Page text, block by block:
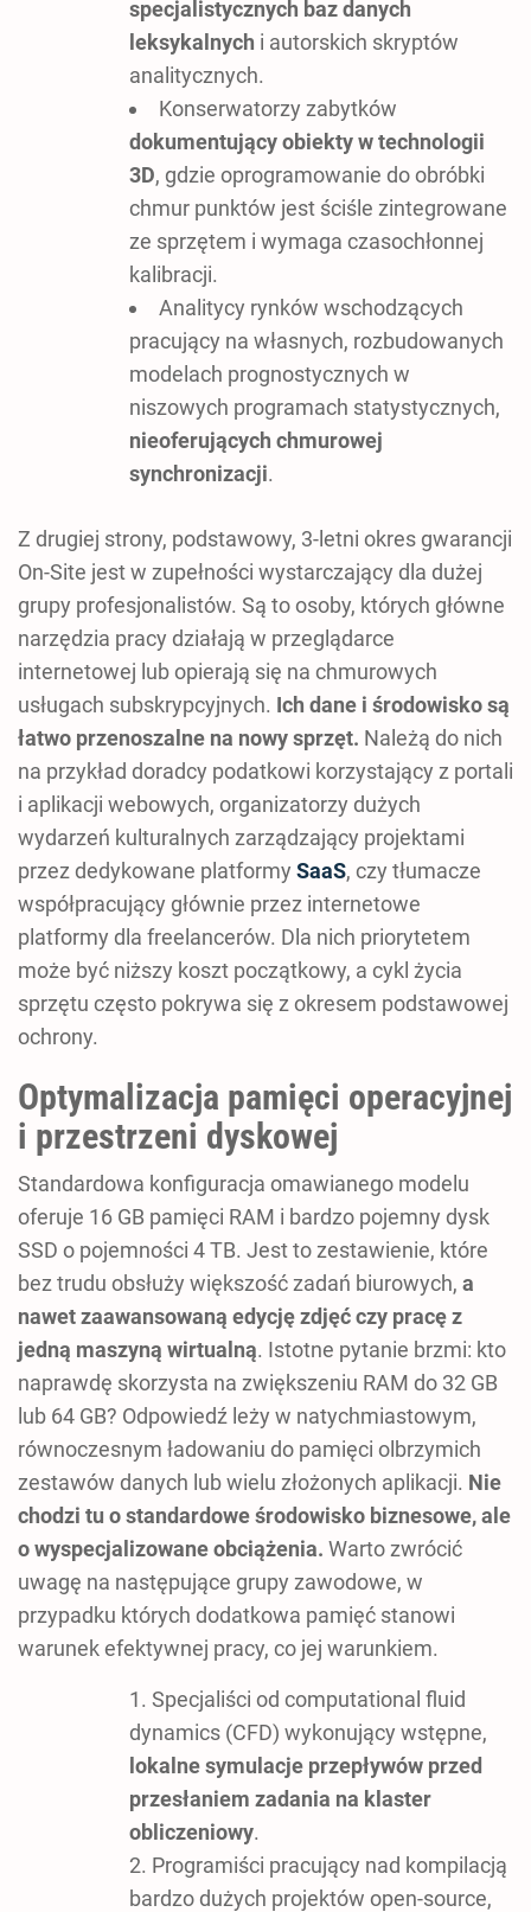
specjalistycznych baz danych
leksykalnych i autorskich skryptów
analitycznych.
Konserwatorzy zabytków
dokumentujący obiekty w technologii
3D, gdzie oprogramowanie do obróbki
chmur punktów jest ściśle zintegrowane
ze sprzętem i wymaga czasochłonnej
kalibracji.
Analitycy rynków wschodzących
pracujący na własnych, rozbudowanych
modelach prognostycznych w
niszowych programach statystycznych,
nieoferujących chmurowej
synchronizacji.
Z drugiej strony, podstawowy, 3-letni okres gwarancji
On-Site jest w zupełności wystarczający dla dużej
grupy profesjonalistów. Są to osoby, których główne
narzędzia pracy działają w przeglądarce
internetowej lub opierają się na chmurowych
usługach subskrypcyjnych. Ich dane i środowisko są
łatwo przenoszalne na nowy sprzęt. Należą do nich
na przykład doradcy podatkowi korzystający z portali
i aplikacji webowych, organizatorzy dużych
wydarzeń kulturalnych zarządzający projektami
przez dedykowane platformy SaaS, czy tłumacze
współpracujący głównie przez internetowe
platformy dla freelancerów. Dla nich priorytetem
może być niższy koszt początkowy, a cykl życia
sprzętu często pokrywa się z okresem podstawowej
ochrony.
Optymalizacja pamięci operacyjnej
i przestrzeni dyskowej
Standardowa konfiguracja omawianego modelu
oferuje 16 GB pamięci RAM i bardzo pojemny dysk
SSD o pojemności 4 TB. Jest to zestawienie, które
bez trudu obsłuży większość zadań biurowych, a
nawet zaawansowaną edycję zdjęć czy pracę z
jedną maszyną wirtualną. Istotne pytanie brzmi: kto
naprawdę skorzysta na zwiększeniu RAM do 32 GB
lub 64 GB? Odpowiedź leży w natychmiastowym,
równoczesnym ładowaniu do pamięci olbrzymich
zestawów danych lub wielu złożonych aplikacji. Nie
chodzi tu o standardowe środowisko biznesowe, ale
o wyspecjalizowane obciążenia. Warto zwrócić
uwagę na następujące grupy zawodowe, w
przypadku których dodatkowa pamięć stanowi
warunek efektywnej pracy, co jej warunkiem.
Specjaliści od computational fluid
dynamics (CFD) wykonujący wstępne,
lokalne symulacje przepływów przed
przesłaniem zadania na klaster
obliczeniowy.
Programiści pracujący nad kompilacją
bardzo dużych projektów open-source,